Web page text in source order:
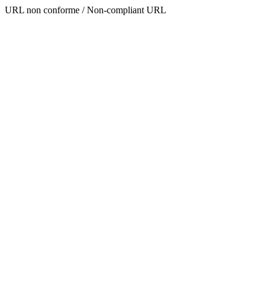
URL non conforme / Non-compliant URL